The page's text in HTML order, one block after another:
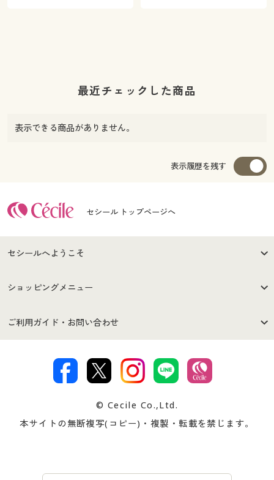
最近チェックした商品
表示できる商品がありません。
表示履歴を残す
セシール トップページへ
セシールへようこそ
はじめての方へ
セシールご利用規約
著作権・商標について 会社案内
ショッピングメニュー
商品カテゴリ
プレゼント＆キャンペーン サイトマップ
ご利用ガイド・お問い合わせ
交換・返品は お支払は
ついて
忘れの場合
© Cecile Co.,Ltd.
本サイトの無断複写(コピー)・複製・転載を禁じます。